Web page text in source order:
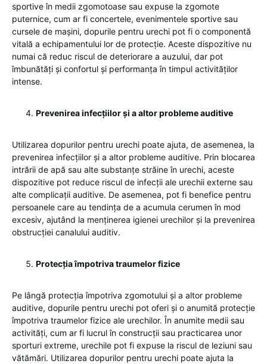
sportive în medii zgomotoase sau expuse la zgomote
puternice, cum ar fi concertele, evenimentele sportive sau
cursele de mașini, dopurile pentru urechi pot fi o componentă
vitală a echipamentului lor de protecție. Aceste dispozitive nu
numai că reduc riscul de deteriorare a auzului, dar pot
îmbunătăți și confortul și performanța în timpul activităților
intense.
Prevenirea infecțiilor și a altor probleme auditive
Utilizarea dopurilor pentru urechi poate ajuta, de asemenea, la
prevenirea infecțiilor și a altor probleme auditive. Prin blocarea
intrării de apă sau alte substanțe străine în urechi, aceste
dispozitive pot reduce riscul de infecții ale urechii externe sau
alte complicații auditive. De asemenea, pot fi benefice pentru
persoanele care au tendința de a acumula cerumen în mod
excesiv, ajutând la menținerea igienei urechilor și la prevenirea
obstrucției canalului auditiv.
Protecția împotriva traumelor fizice
Pe lângă protecția împotriva zgomotului și a altor probleme
auditive, dopurile pentru urechi pot oferi și o anumită protecție
împotriva traumelor fizice ale urechilor. În anumite medii sau
activități, cum ar fi lucrul în construcții sau practicarea unor
sporturi extreme, urechile pot fi expuse la riscul de leziuni sau
vătămări. Utilizarea dopurilor pentru urechi poate ajuta la